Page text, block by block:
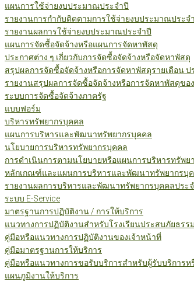
แผนการใช้จ่ายงบประมาณประจำปี
รายงานการกำกับติดตามการใช้จ่ายงบประมาณประจ
รายงานผลการใช้จ่ายงบประมาณประจำปี
แผนการจัดซื้อจัดจ้างหรือแผนการจัดหาพัสดุ
ประกาศต่าง ๆ เกี่ยวกับการจัดซื้อจัดจ้างหรือจัดหาพัสดุ
สรุปผลการจัดซื้อจัดจ้างหรือการจัดหาพัสดุรายเดือน
รายงานสรุปผลการจัดซื้อจัดจ้างหรือการจัดหาพัสดุข
ระบบการจัดซื้อจัดจ้างภาครัฐ
แบบฟอร์ม
บริหารทรัพยากรบุคคล
แผนการบริหารและพัฒนาทรัพยากรบุคคล
นโยบายการบริหารทรัพยากรบุคคล
การดำเนินการตามนโยบายหรือแผนการบริหารทรัพย
หลักเกณฑ์และแผนการบริหารและพัฒนาทรัพยากรบุ
รายงานผลการบริหารและพัฒนาทรัพยากรบุคคลประ
ระบบ E-Service
มาตรฐานการปฏิบัติงาน / การให้บริการ
แนวทางการปฏิบัติงานสำหรับโรงเรียนประสบภัยธรร
คู่มือหรือแนวทางการปฏิบัติงานของเจ้าหน้าที่
คู่มือมาตรฐานการให้บริการ
คู่มือหรือแนวทางการขอรับบริการสำหรับผู้รับบริการห
แผนภูมิงานให้บริการ